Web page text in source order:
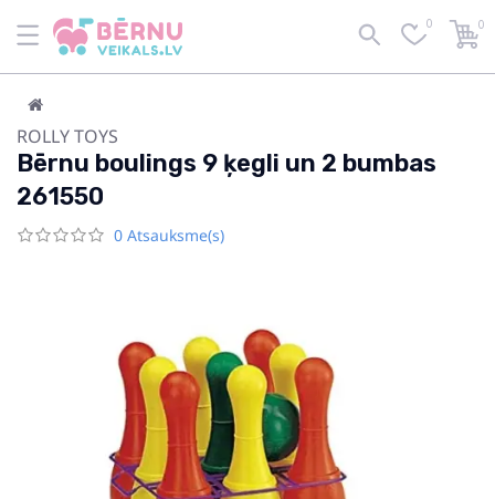
0 0
ROLLY TOYS
Bērnu boulings 9 ķegli un 2 bumbas
261550
0 Atsauksme(s)